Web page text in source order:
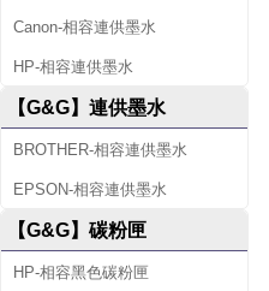
Canon-相容連供墨水
HP-相容連供墨水
【G&G】連供墨水
BROTHER-相容連供墨水
EPSON-相容連供墨水
【G&G】碳粉匣
HP-相容黑色碳粉匣